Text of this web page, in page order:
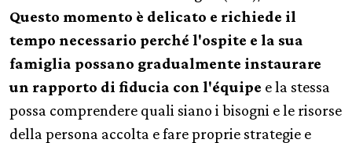
Questo momento è delicato e richiede il
tempo necessario perché l'ospite e la sua
famiglia possano gradualmente instaurare
un rapporto di fiducia con l'équipe e la stessa
possa comprendere quali siano i bisogni e le risorse
della persona accolta e fare proprie strategie e